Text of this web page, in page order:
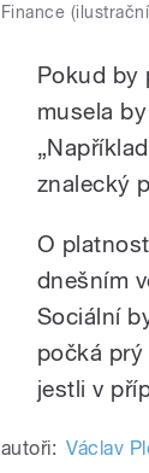
Finance
Pokud by
musela
znalecký
O
dnešním
Sociální
počká
jestli v
autoři: Václav